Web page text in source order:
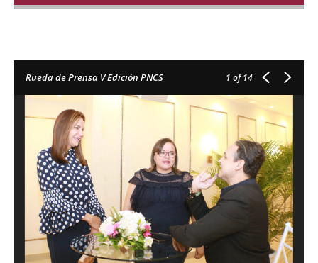
Rueda de Prensa V Edición PNCS 1 of 14